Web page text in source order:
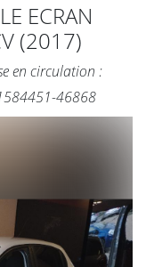
ECRAN
(2017)
en circulation :
46868